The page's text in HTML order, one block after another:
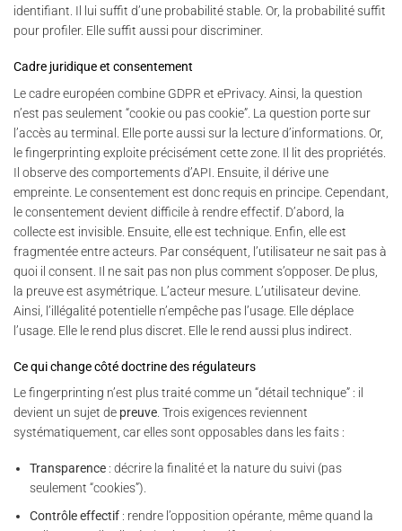
identifiant. Il lui suffit d’une probabilité stable. Or, la probabilité suffit
pour profiler. Elle suffit aussi pour discriminer.
Cadre juridique et consentement
Le cadre européen combine GDPR et ePrivacy. Ainsi, la question
n’est pas seulement “cookie ou pas cookie”. La question porte sur
l’accès au terminal. Elle porte aussi sur la lecture d’informations. Or,
le fingerprinting exploite précisément cette zone. Il lit des propriétés.
Il observe des comportements d’API. Ensuite, il dérive une
empreinte. Le consentement est donc requis en principe. Cependant,
le consentement devient difficile à rendre effectif. D’abord, la
collecte est invisible. Ensuite, elle est technique. Enfin, elle est
fragmentée entre acteurs. Par conséquent, l’utilisateur ne sait pas à
quoi il consent. Il ne sait pas non plus comment s’opposer. De plus,
la preuve est asymétrique. L’acteur mesure. L’utilisateur devine.
Ainsi, l’illégalité potentielle n’empêche pas l’usage. Elle déplace
l’usage. Elle le rend plus discret. Elle le rend aussi plus indirect.
Ce qui change côté doctrine des régulateurs
Le fingerprinting n’est plus traité comme un “détail technique” : il
devient un sujet de preuve . Trois exigences reviennent
systématiquement, car elles sont opposables dans les faits :
Transparence : décrire la finalité et la nature du suivi (pas
seulement “cookies”).
Contrôle effectif : rendre l’opposition opérante, même quand la